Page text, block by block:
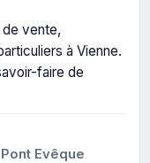
vente,
à Vienne.
faire de
Evêque